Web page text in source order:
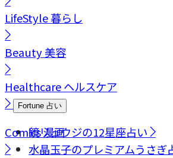
LifeStyle暮らし
Beauty美容
Healthcareヘルスケア
Fortune 占い
鏡リュウジの12星座占い
水晶玉子のプレミアムうさぎ
Comics漫画